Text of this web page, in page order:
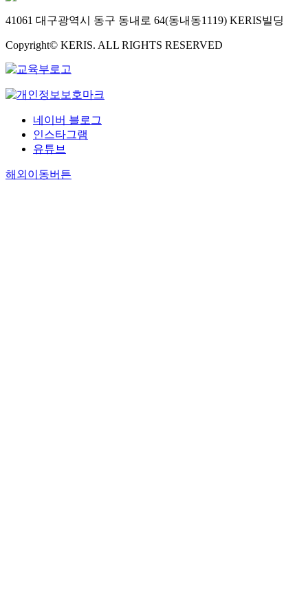
41061 대구광역시 동구 동내로 64(동내동1119) KERIS빌딩
Copyright© KERIS. ALL RIGHTS RESERVED
네이버 블로그
인스타그램
유튜브
해외이동버튼